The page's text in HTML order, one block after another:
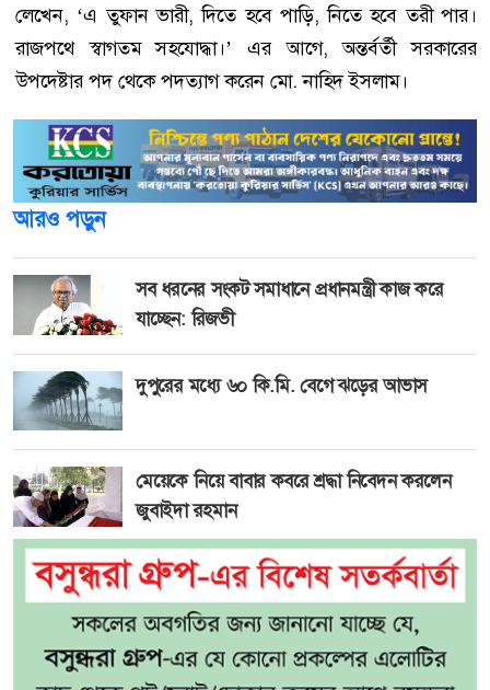
লেখেন, ‘এ তুফান ভারী, দিতে হবে পাড়ি, নিতে হবে তরী পার।
রাজপথে স্বাগতম সহযোদ্ধা।’ এর আগে, অন্তর্বর্তী সরকারের
উপদেষ্টার পদ থেকে পদত্যাগ করেন মো. নাহিদ ইসলাম।
আরও পড়ুন
সব ধরনের সংকট সমাধানে প্রধানমন্ত্রী কাজ করে
যাচ্ছেন: রিজভী
দুপুরের মধ্যে ৬০ কি.মি. বেগে ঝড়ের আভাস
মেয়েকে নিয়ে বাবার কবরে শ্রদ্ধা নিবেদন করলেন
জুবাইদা রহমান